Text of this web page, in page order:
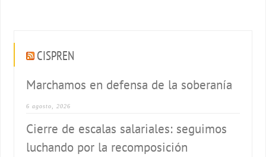
CISPREN
Marchamos en defensa de la soberanía
6 agosto, 2026
Cierre de escalas salariales: seguimos
luchando por la recomposición